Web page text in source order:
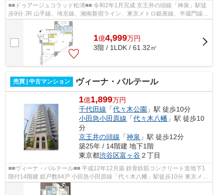
■■ドゥアージュコラッド松濤■■ 令和2年1月完成 京王井の頭線「神泉」駅徒
歩9分 JR 山手線、埼京線、湘南新宿ライン、東京メトロ銀座線、半蔵門線、
副都心線 京王井の頭線、東急東横...
1億4,999万円
3階 / 1LDK / 61.32㎡
売買 | 中古マンション ヴィーナ・パルテール
1億1,899万円
千代田線 「代々木公園 」駅 徒歩10分
小田急小田原線 「代々木八幡 」駅 徒歩10
分
京王井の頭線 「神泉 」駅 徒歩12分
築25年 / 14階建 地下1階
東京都渋谷区富ヶ谷２丁目
■■ヴィーナ・パルテール■■ 平成12年12月築 鉄骨鉄筋コンクリート造地下1
階付14階建 総戸数84戸 小田急小田原線「代々木八幡」駅徒歩10分 東京メト
ロ千代田線「代々木公園」駅徒歩10 ...